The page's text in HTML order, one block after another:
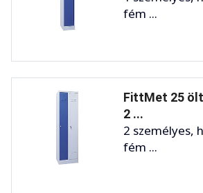
fém ...
FittMet 25
2 ...
2 személyes,
fém ...